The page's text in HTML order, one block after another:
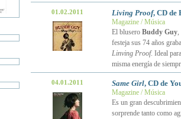
01.02.2011 Living Proof, CD de
Magazine / Música
El blusero Buddy Guy,
festeja sus 74 años
Linving Proof. Ideal
misma energía de
04.01.2011 Same Girl, CD de
Magazine / Música
Es un gran
sorprende tanto como